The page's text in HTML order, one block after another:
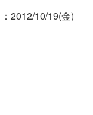
：2012/10/19(金)